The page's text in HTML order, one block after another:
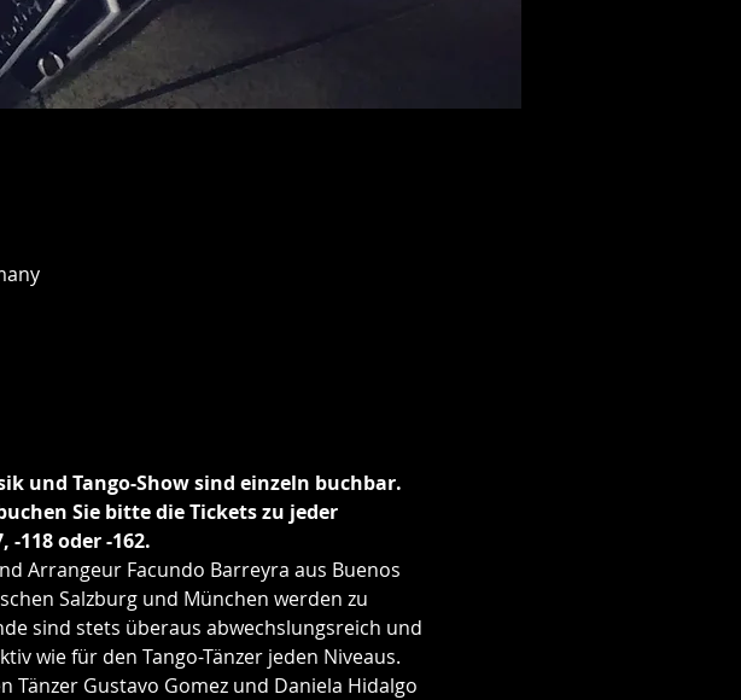
und Tango-Show sind einzeln buchbar.
Sie bitte die Tickets zu jeder
118 oder -162.
Arrangeur Facundo Barreyra aus Buenos
Salzburg und München werden zu
sind stets überaus abwechslungsreich und
wie für den Tango-Tänzer jeden Niveaus.
Tänzer Gustavo Gomez und Daniela Hidalgo